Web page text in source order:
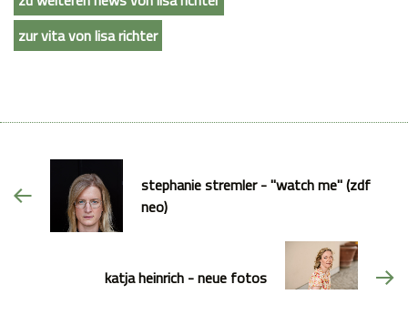
zur vita von lisa richter
stephanie stremler - "watch me" (zdf
neo)
katja heinrich - neue fotos